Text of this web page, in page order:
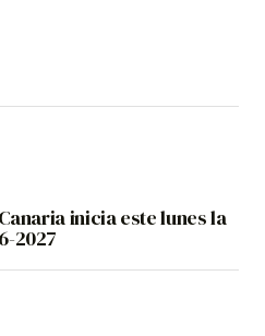
inicia este lunes la
2027